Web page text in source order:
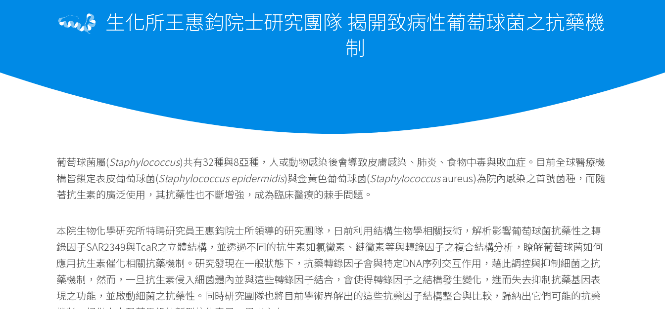
生化所王惠鈞院士研究團隊 揭開致病性葡萄球菌之抗藥機
制
葡萄球菌屬(Staphylococcus)共有32種與8亞種，人或動物感染後會導致皮膚感染、肺炎、食物中毒與敗血症。目前全球醫療機
構皆鎖定表皮葡萄球菌(Staphylococcus epidermidis)與金黃色葡萄球菌(Staphylococcusaureus)為院內感染之首號菌種，而隨
著抗生素的廣泛使用，其抗藥性也不斷增強，成為臨床醫療的棘手問題。
本院生物化學研究所特聘研究員王惠鈞院士所領導的研究團隊，日前利用結構生物學相關技術，解析影響葡萄球菌抗藥性之轉
錄因子SAR2349與TcaR之立體結構，並透過不同的抗生素如氯黴素、鏈黴素等與轉錄因子之複合結構分析，瞭解葡萄球菌如何
應用抗生素催化相關抗藥機制。研究發現在一般狀態下，抗藥轉錄因子會與特定DNA序列交互作用，藉此調控與抑制細菌之抗
藥機制，然而，一旦抗生素侵入細菌體內並與這些轉錄因子結合，會使得轉錄因子之結構發生變化，進而失去抑制抗藥基因表
現之功能，並啟動細菌之抗藥性。同時研究團隊也將目前學術界解出的這些抗藥因子結構整合與比較，歸納出它們可能的抗藥